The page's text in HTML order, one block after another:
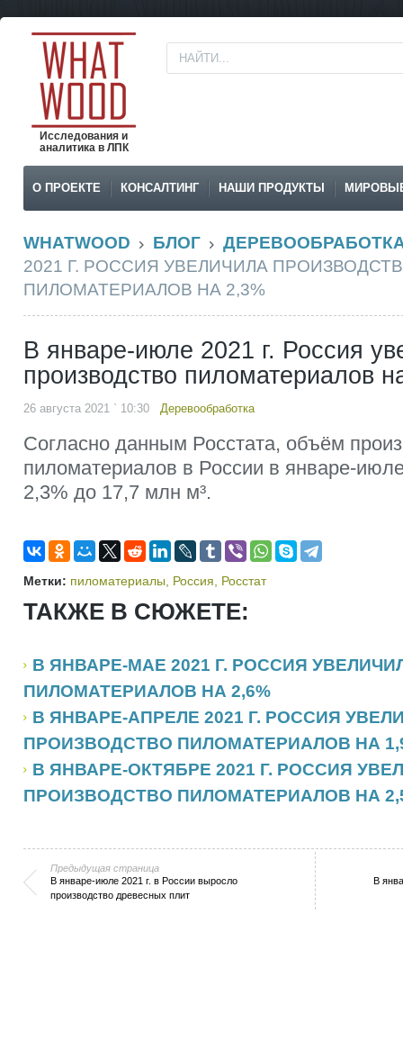
Исследования и
аналитика в ЛПК
О ПРОЕКТЕ КОНСАЛТИНГ НАШИ ПРОДУКТЫ
WHATWOOD БЛОГ
2021 Г. РОССИЯ УВЕЛИЧИЛА
ПИЛОМАТЕРИАЛОВ НА 2,3%
В январе-июле 2021 г. Россия
производство пиломатериалов
26 августа 2021 ` 10:30 Деревообработка
Согласно данным Росстата, объём
пиломатериалов в России в январе-
2,3% до 17,7 млн м³.
Метки: пиломатериалы Россия Росстат
ТАКЖЕ В СЮЖЕТЕ:
В ЯНВАРЕ-МАЕ 2021 Г. РОССИЯ
ПИЛОМАТЕРИАЛОВ НА 2,6%
В ЯНВАРЕ-АПРЕЛЕ 2021 Г. РОССИЯ
ПРОИЗВОДСТВО ПИЛОМАТЕРИАЛОВ НА
В ЯНВАРЕ-ОКТЯБРЕ 2021 Г. РОССИЯ
ПРОИЗВОДСТВО ПИЛОМАТЕРИАЛОВ НА
Предыдущая страница
В январе-июле 2021 г. в России выросло
производство древесных плит
В